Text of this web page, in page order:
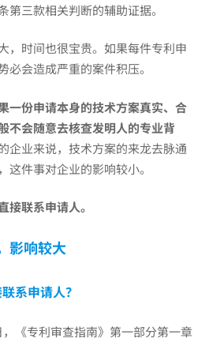
第三款相关判断的辅助证据。
，时间也很宝贵。如果每件专利申
会造成严重的案件积压。
一份申请本身的技术方案真实、合
不会随意去核查发明人的专业背
企业来说，技术方案的来龙去脉通
这件事对企业的影响较小。
接联系申请人。
影响较大
系申请人？
，《专利审查指南》第一部分第一章